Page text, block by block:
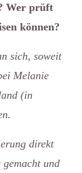
Wer prüft
können?
sich, soweit
Melanie
(in
direkt
gemacht und